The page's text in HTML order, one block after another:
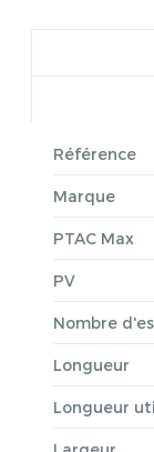
Référence
Marque
PTAC Max
PV
Nombre
Longueur
Longueur